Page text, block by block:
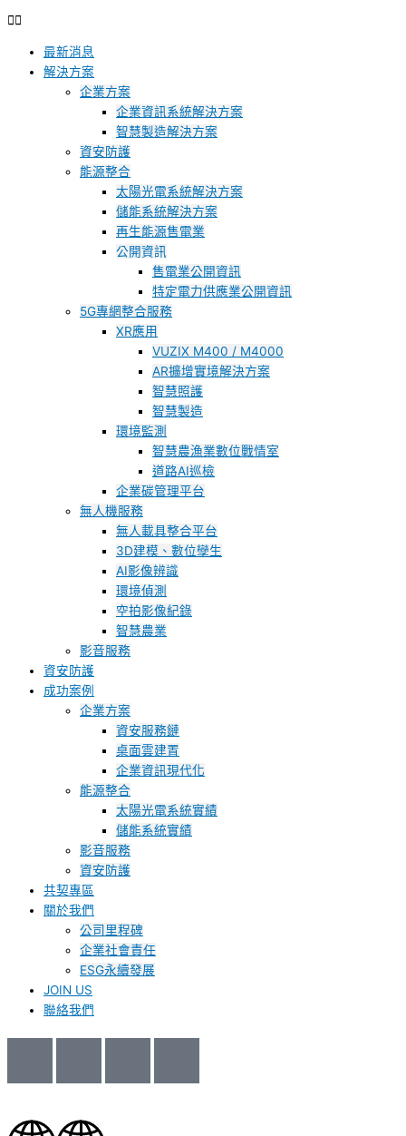
最新消息
解決方案
企業方案
企業資訊系統解決方案
智慧製造解決方案
資安防護
能源整合
太陽光電系統解決方案
儲能系統解決方案
再生能源售電業
公開資訊
售電業公開資訊
特定電力供應業公開資訊
5G專網整合服務
XR應用
VUZIX M400 / M4000
AR擴增實境解決方案
智慧照護
智慧製造
環境監測
智慧農漁業數位戰情室
道路AI巡檢
企業碳管理平台
無人機服務
無人載具整合平台
3D建模、數位孿生
AI影像辨識
環境偵測
空拍影像紀錄
智慧農業
影音服務
資安防護
成功案例
企業方案
資安服務鏈
桌面雲建置
企業資訊現代化
能源整合
太陽光電系統實績
儲能系統實績
影音服務
資安防護
共契專區
關於我們
公司里程碑
企業社會責任
ESG永續發展
JOIN US
聯絡我們